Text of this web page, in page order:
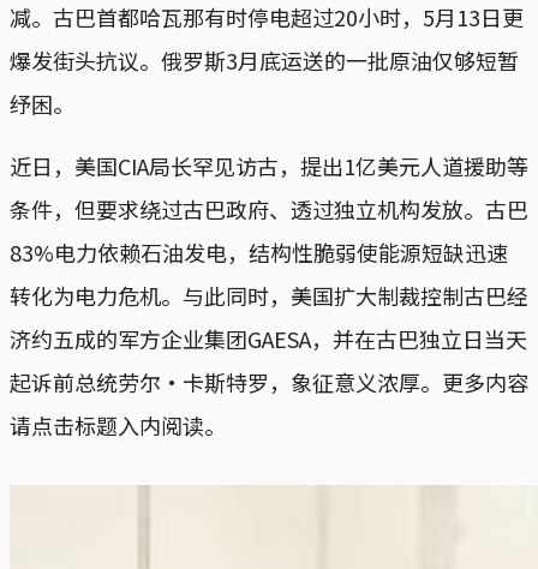
减。古巴首都哈瓦那有时停电超过20小时，5月13日更
爆发街头抗议。俄罗斯3月底运送的一批原油仅够短暂
纾困。
近日，美国CIA局长罕见访古，提出1亿美元人道援助等
条件，但要求绕过古巴政府、透过独立机构发放。古巴
83%电力依赖石油发电，结构性脆弱使能源短缺迅速
转化为电力危机。与此同时，美国扩大制裁控制古巴经
济约五成的军方企业集团GAESA，并在古巴独立日当天
起诉前总统劳尔‧卡斯特罗，象征意义浓厚。更多内容
请点击标题入内阅读。